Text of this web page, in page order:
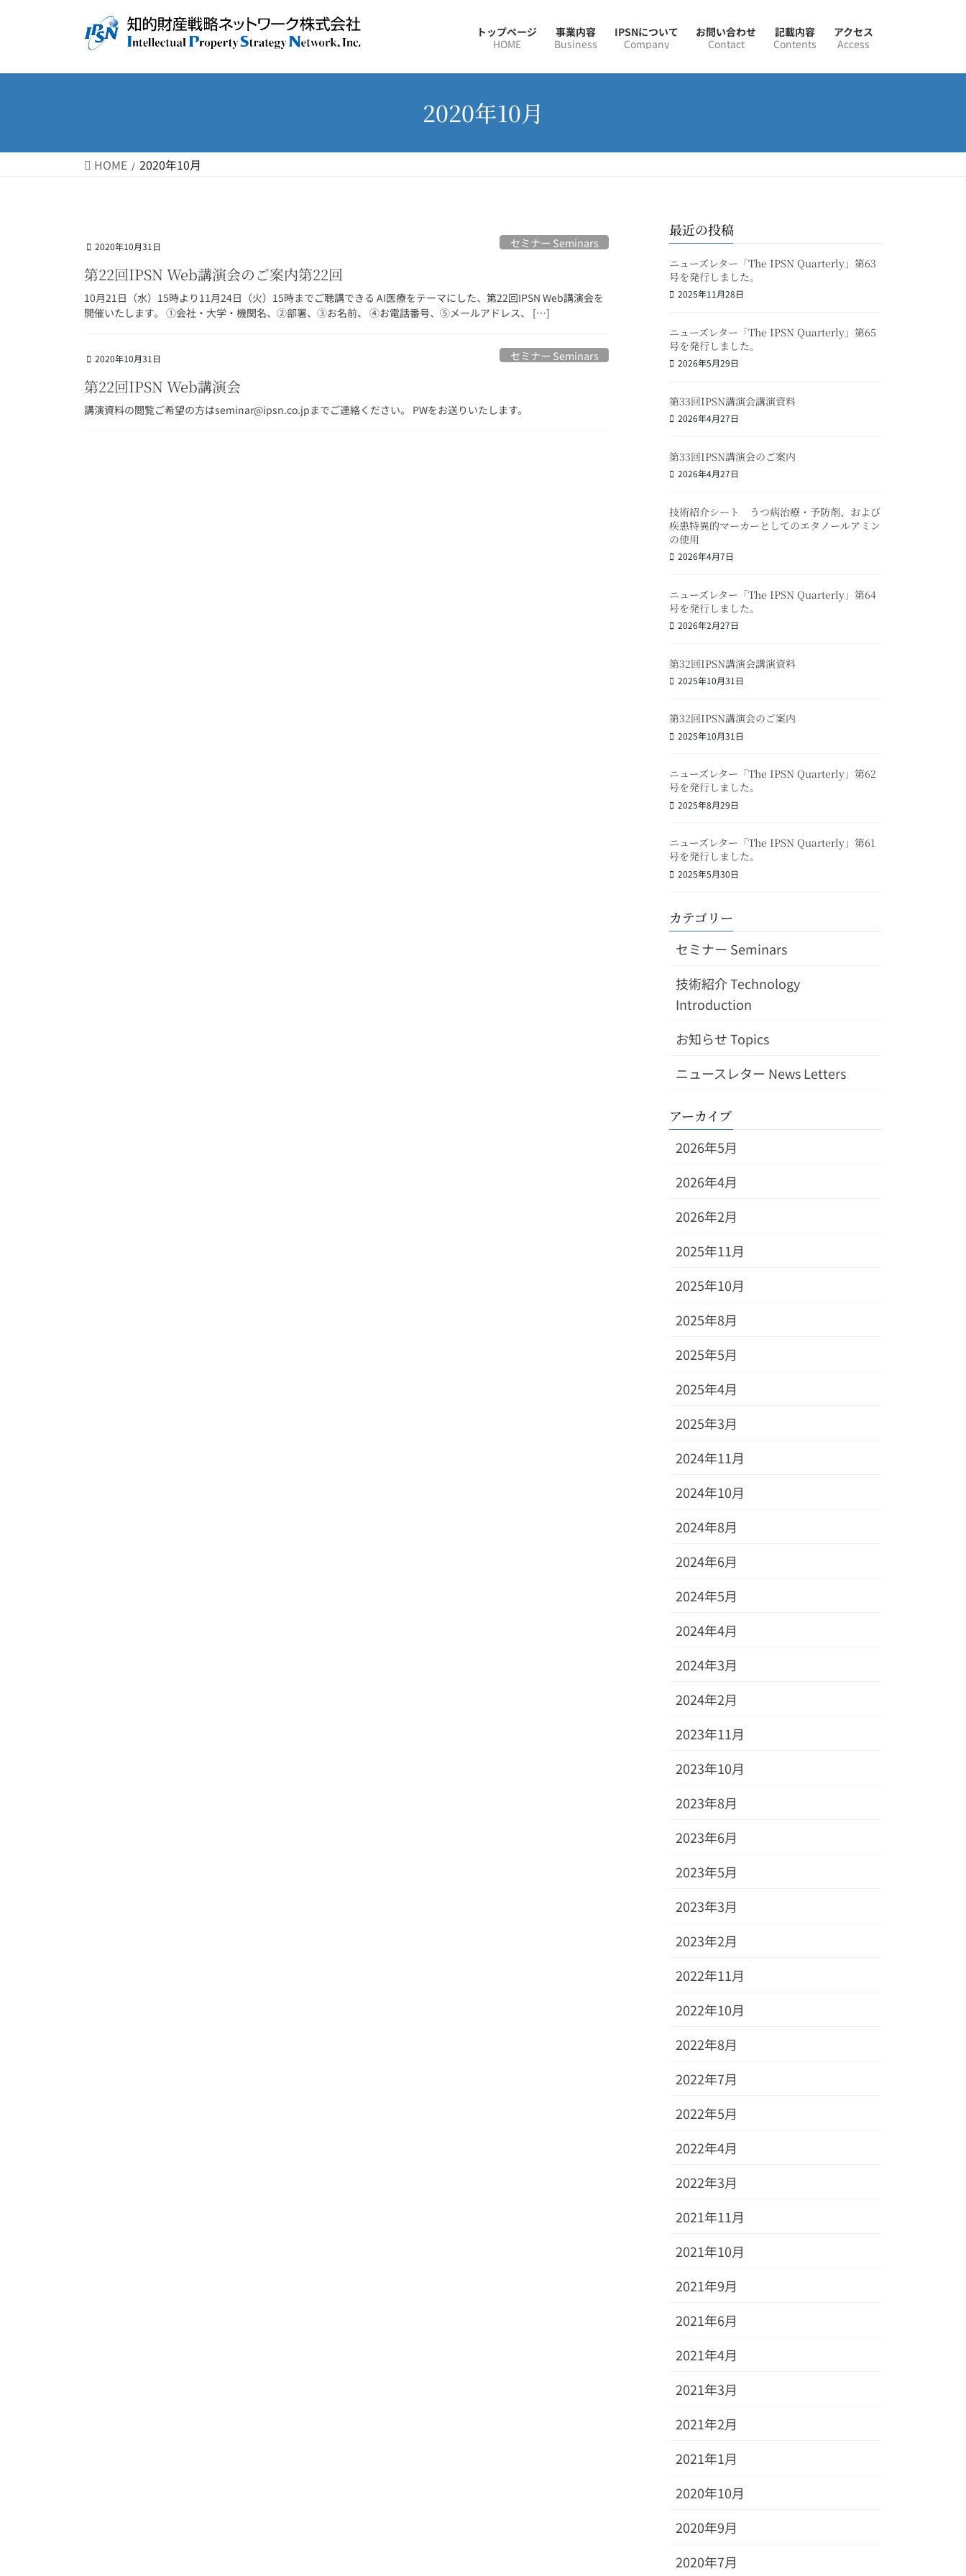
トップページ
HOME
事業内容
Business
IPSNについて
Company
お問い合わせ
Contact
記載内容
Contents
アクセス
Access
2020年10月
HOME 2020年10月
2020年10月31日 セミナー Seminars
第22回IPSN Web講演会のご案内第22回
10月21日（水）15時より11月24日（火）15時までご聴講できる AI医療をテーマにした、第22回IPSN Web講演会を
開催いたします。 ①会社・大学・機関名、②部署、③お名前、 ④お電話番号、⑤メールアドレス、 […]
2020年10月31日 セミナー Seminars
第22回IPSN Web講演会
講演資料の閲覧ご希望の方はseminar@ipsn.co.jpまでご連絡ください。 PWをお送りいたします。
最近の投稿
ニューズレター「The IPSN Quarterly」第63
号を発行しました。
2025年11月28日
ニューズレター「The IPSN Quarterly」第65
号を発行しました。
2026年5月29日
第33回IPSN講演会講演資料
2026年4月27日
第33回IPSN講演会のご案内
2026年4月27日
技術紹介シート うつ病治療・予防剤、および
疾患特異的マーカーとしてのエタノールアミン
の使用
2026年4月7日
ニューズレター「The IPSN Quarterly」第64
号を発行しました。
2026年2月27日
第32回IPSN講演会講演資料
2025年10月31日
第32回IPSN講演会のご案内
2025年10月31日
ニューズレター「The IPSN Quarterly」第62
号を発行しました。
2025年8月29日
ニューズレター「The IPSN Quarterly」第61
号を発行しました。
2025年5月30日
カテゴリー
セミナー Seminars
技術紹介 Technology
Introduction
お知らせ Topics
ニュースレター News Letters
アーカイブ
2026年5月
2026年4月
2026年2月
2025年11月
2025年10月
2025年8月
2025年5月
2025年4月
2025年3月
2024年11月
2024年10月
2024年8月
2024年6月
2024年5月
2024年4月
2024年3月
2024年2月
2023年11月
2023年10月
2023年8月
2023年6月
2023年5月
2023年3月
2023年2月
2022年11月
2022年10月
2022年8月
2022年7月
2022年5月
2022年4月
2022年3月
2021年11月
2021年10月
2021年9月
2021年6月
2021年4月
2021年3月
2021年2月
2021年1月
2020年10月
2020年9月
2020年7月